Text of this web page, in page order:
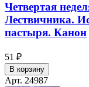
Четвертая
Лествичника.
пастыря. Канон
51 ₽
В корзину
Арт. 24987